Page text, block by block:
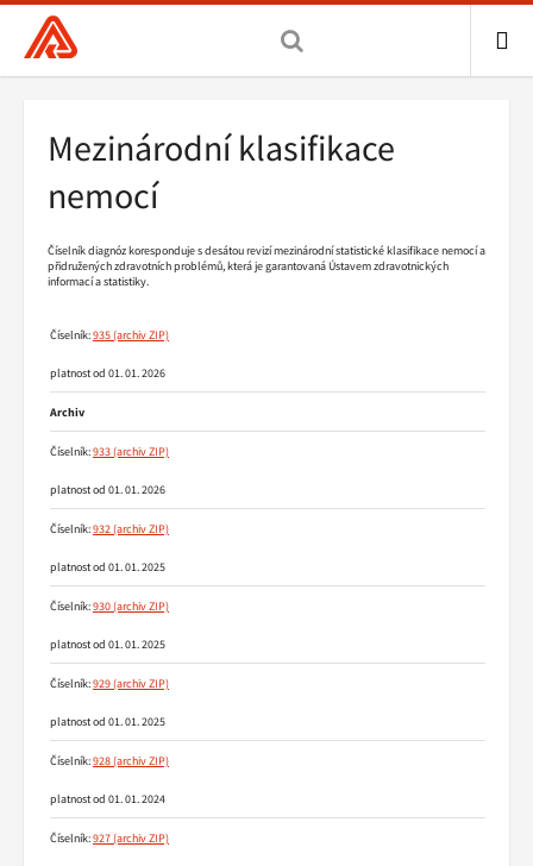
Všeobecná
zdravotní
hlavní
Drobečková
navigace
Mezinárodní klasifikace
nemocí
Číselník diagnóz koresponduje s desátou revizí mezinárodní statistické klasifikace nemocí a
přidružených zdravotních problémů, která je garantovaná Ústavem zdravotnických
informací a statistiky.
Číselník:935
platnost od 01. 01. 2026
Archiv
Číselník:933
platnost od 01. 01. 2026
Číselník:932
platnost od 01. 01. 2025
Číselník:930
platnost od 01. 01. 2025
Číselník:929
platnost od 01. 01. 2025
Číselník:928
platnost od 01. 01. 2024
Číselník:927